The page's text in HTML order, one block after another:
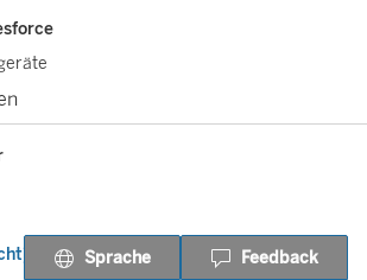
Sprache Feedback